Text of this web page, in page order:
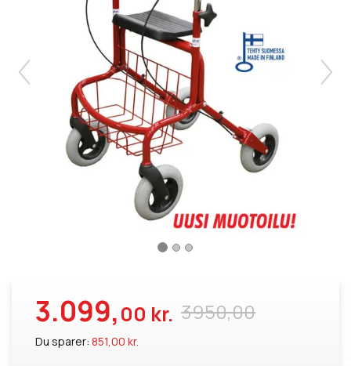
3950,00
3.099,00 kr.
Du sparer: 851,00 kr.